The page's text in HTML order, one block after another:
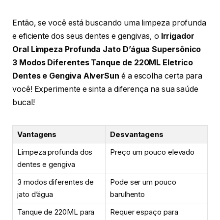
Então, se você está buscando uma limpeza profunda
e eficiente dos seus dentes e gengivas, o Irrigador
Oral Limpeza Profunda Jato D’água Supersônico
3 Modos Diferentes Tanque de 220ML Eletrico
Dentes e Gengiva AlverSun é a escolha certa para
você! Experimente e sinta a diferença na sua saúde
bucal!
Vantagens
Desvantagens
Limpeza profunda dos
dentes e gengiva
Preço um pouco elevado
3 modos diferentes de
jato d’água
Pode ser um pouco
barulhento
Tanque de 220ML para
Requer espaço para